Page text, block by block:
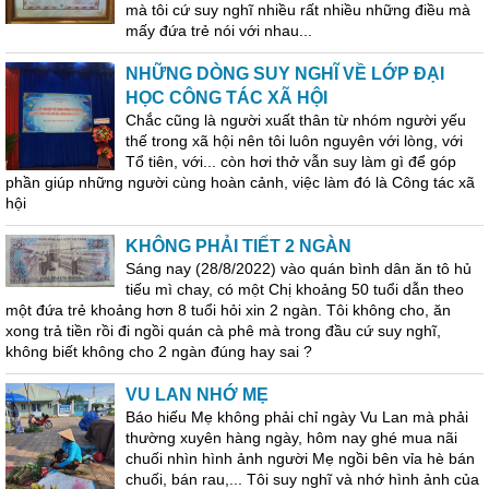
mà tôi cứ suy nghĩ nhiều rất nhiều những điều mà
mấy đứa trẻ nói với nhau...
NHỮNG DÒNG SUY NGHĨ VỀ LỚP ĐẠI
HỌC CÔNG TÁC XÃ HỘI
Chắc cũng là người xuất thân từ nhóm người yếu
thế trong xã hội nên tôi luôn nguyên với lòng, với
Tổ tiên, với... còn hơi thở vẫn suy làm gì để góp
phần giúp những người cùng hoàn cảnh, việc làm đó là Công tác xã
hội
KHÔNG PHẢI TIẾT 2 NGÀN
Sáng nay (28/8/2022) vào quán bình dân ăn tô hủ
tiếu mì chay, có một Chị khoảng 50 tuổi dẫn theo
một đứa trẻ khoảng hơn 8 tuổi hỏi xin 2 ngàn. Tôi không cho, ăn
xong trả tiền rồi đi ngồi quán cà phê mà trong đầu cứ suy nghĩ,
không biết không cho 2 ngàn đúng hay sai ?
VU LAN NHỚ MẸ
Báo hiếu Mẹ không phải chỉ ngày Vu Lan mà phải
thường xuyên hàng ngày, hôm nay ghé mua nãi
chuối nhìn hình ảnh người Mẹ ngồi bên vỉa hè bán
chuối, bán rau,... Tôi suy nghĩ và nhớ hình ảnh của